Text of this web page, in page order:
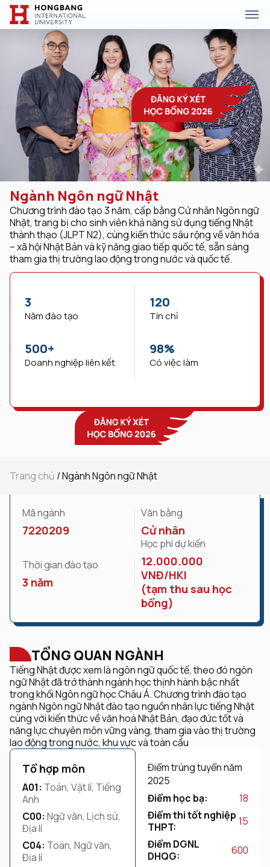
Ngành Ngôn ngữ Nhật
Chương trình đào tạo 3 năm, cấp bằng Cử nhân Ngôn ngữ
Nhật, trang bị cho sinh viên khả năng sử dụng tiếng Nhật
thành thạo (JLPT N2), cùng kiến thức sâu rộng về văn hóa
– xã hội Nhật Bản và kỹ năng giao tiếp quốc tế, sẵn sàng
tham gia thị trường lao động trong nước và quốc tế.
Năm đào tạo
3
Tín chỉ
120
Doanh nghiệp liên kết
500+
Có việc làm
98%
Trang chủ /Ngành Ngôn ngữ Nhật
Mã ngành
7220209
Văn bằng
Cử nhân
Thời gian đào tạo
3 năm
Học phí dự kiến
12.000.000
VNĐ/HKI
(tạm thu sau học
bổng)
TỔNG QUAN NGÀNH
Tiếng Nhật được xem là ngôn ngữ quốc tế, theo đó ngôn
ngữ Nhật đã trở thành ngành học thịnh hành bậc nhất
trong khối Ngôn ngữ học Châu Á. Chương trình đào tạo
ngành Ngôn ngữ Nhật đào tạo nguồn nhân lực tiếng Nhật
cùng với kiến thức về văn hoá Nhật Bản, đạo đức tốt và
năng lực chuyên môn vững vàng, tham gia vào thị trường
lao động trong nước, khu vực và toàn cầu
Tổ hợp môn
A01: Toán, Vật lí, Tiếng
Anh
C00: Ngữ văn, Lịch sử,
Địa lí
C04: Toán, Ngữ văn,
Địa lí
Điểm trúng tuyển năm
2025
Điểm học bạ:
18
Điểm thi tốt nghiệp
THPT:
15
Điểm DGNL
DHQG:
600